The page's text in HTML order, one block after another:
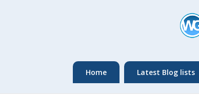
Home Latest Blog lists